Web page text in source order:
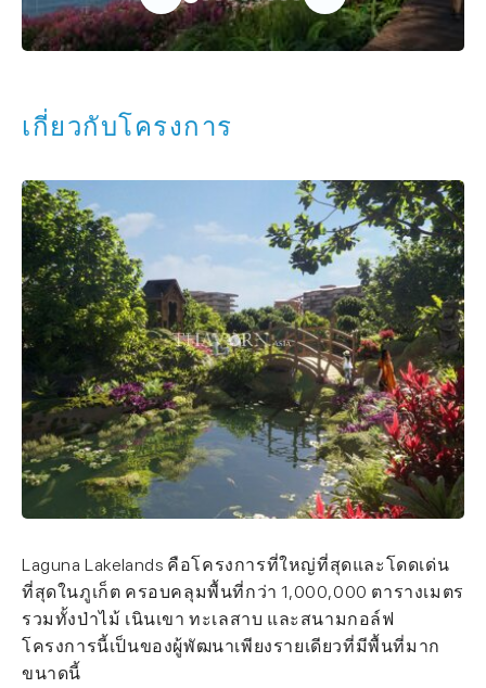
เกี่ยวกับโครงการ
Laguna Lakelands คือโครงการที่ใหญ่ที่สุดและโดดเด่น
ที่สุดในภูเก็ต ครอบคลุมพื้นที่กว่า 1,000,000 ตารางเมตร
รวมทั้งป่าไม้ เนินเขา ทะเลสาบ และสนามกอล์ฟ
โครงการนี้เป็นของผู้พัฒนาเพียงรายเดียวที่มีพื้นที่มาก
ขนาดนี้